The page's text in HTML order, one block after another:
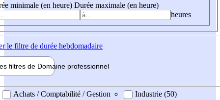
minimale (en heure) Durée maximale (en heure)
heures
le filtre de durée hebdomadaire
filtres de Domaine professionnel
professionel
Achats / Comptabilité / Gestion
Industrie (50)